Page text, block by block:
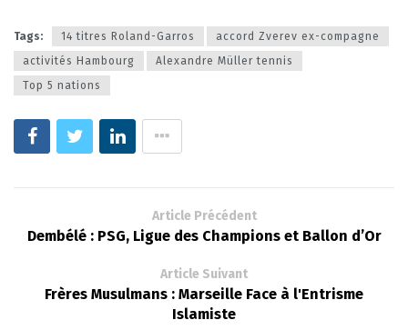
Tags: 14 titres Roland-Garros
accord Zverev ex-compagne
activités Hambourg
Alexandre Müller tennis
Top 5 nations
Article Précédent
Dembélé : PSG, Ligue des Champions et Ballon d’Or
Article Suivant
Frères Musulmans : Marseille Face à l'Entrisme
Islamiste